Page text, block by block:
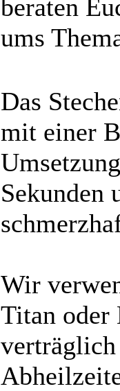
beraten
ums
Das
mit einer
Sekunden
Wir
Titan oder